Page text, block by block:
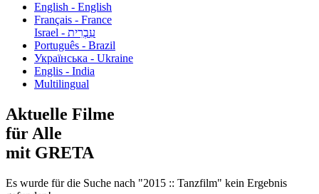
English - English
Français - France
עִבְרִית - Israel
Português - Brazil
Українська - Ukraine
Englis - India
Multilingual
Aktuelle Filme
für Alle
mit GRETA
Es wurde für die Suche nach "2015 :: Tanzfilm" kein Ergebnis